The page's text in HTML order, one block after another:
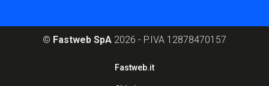
© Fastweb SpA 2026 - P.IVA 12878470157
Fastweb.it